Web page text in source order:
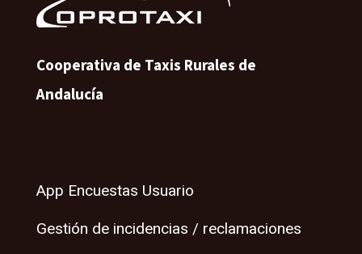
Cooperativa de Taxis Rurales de
Andalucía
App Encuestas Usuario
Gestión de incidencias / reclamaciones